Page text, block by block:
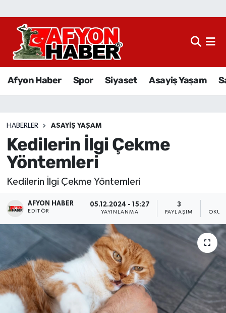
Afyon Haber Spor Siyaset Asayiş Yaşam
HABERLER ASAYIŞ YAŞAM
Kedilerin İlgi Çekme
Yöntemleri
Kedilerin İlgi Çekme Yöntemleri
AFYON HABER
EDITÖR
05.12.2024 - 15:27
YAYINLANMA
3
PAYLAŞIM
Afyon Haber
Sağlık
Eğitim
Magazin
Etkinlikler